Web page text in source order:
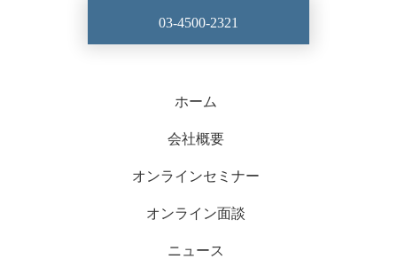
03-4500-2321
ホーム
会社概要
オンラインセミナー
オンライン面談
ニュース